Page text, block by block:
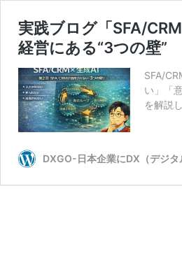
実践ブログ「SFA/
経営にある“3つの壁”
SFA/
い」「
を解説
DXGO-日本企業にDX（デジ